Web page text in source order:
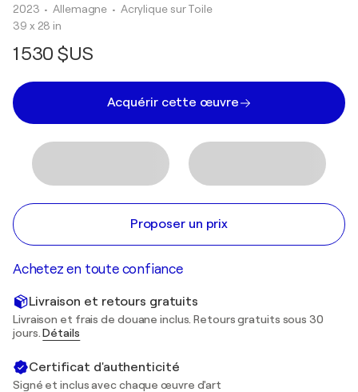
2023 • Allemagne • Acrylique sur Toile
39 x 28 in
1 530 $US
Acquérir cette œuvre
Proposer un prix
Achetez en toute confiance
Livraison et retours gratuits
Livraison et frais de douane inclus. Retours gratuits sous 30
jours.Détails
Certificat d'authenticité
Signé et inclus avec chaque œuvre d'art